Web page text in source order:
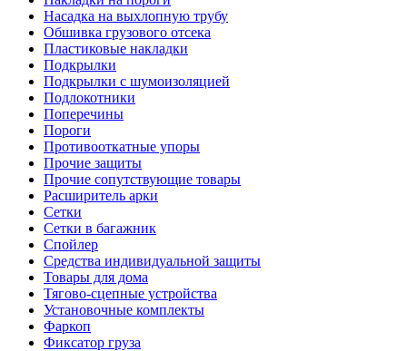
Насадка на выхлопную трубу
Обшивка грузового отсека
Пластиковые накладки
Подкрылки
Подкрылки с шумоизоляцией
Подлокотники
Поперечины
Пороги
Противооткатные упоры
Прочие защиты
Прочие сопутствующие товары
Расширитель арки
Сетки
Сетки в багажник
Спойлер
Средства индивидуальной защиты
Товары для дома
Тягово-сцепные устройства
Установочные комплекты
Фаркоп
Фиксатор груза